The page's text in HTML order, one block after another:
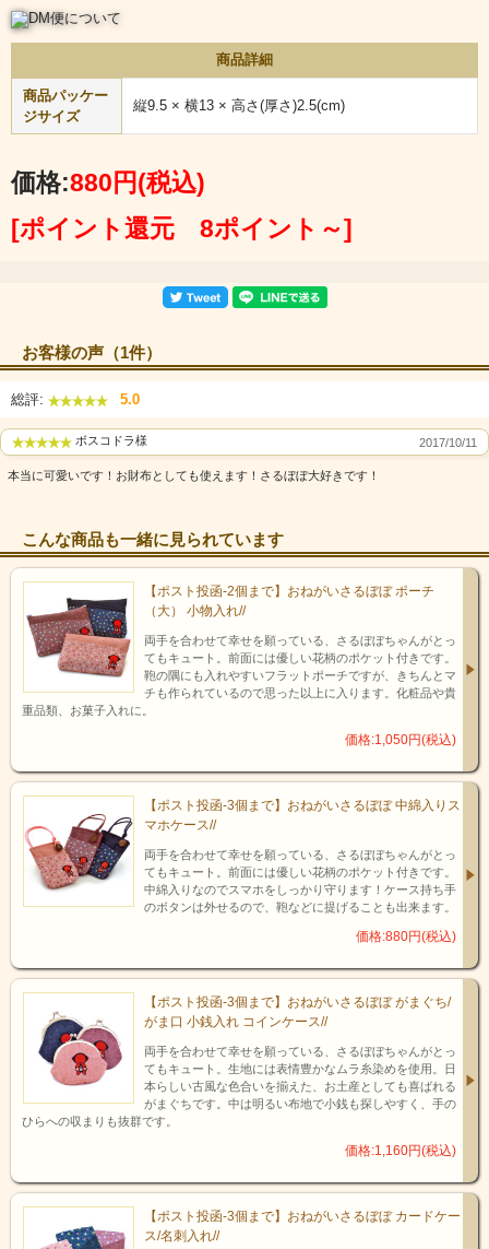
常備薬や鍵など、細かい物を入れるのにもちょうど良いサイズ感です。
岐阜県北部の飛騨地方で、おばあちゃんが子供たちのために作
さ」と合わせて【さるぼぼ】と呼ばれるようになりました。
み、を目当てに多くの観光客が訪れてます。
数あるお土産の中でも【さるぼぼ】は岐阜を代表する特産品と
猿に似ている事から猿(エン)=縁・円として、良縁・円満、さら
に魔除け・厄除け(厄がサル・病気がサル)のお守りとしても親
しまれています。
また、飛騨のおばあちゃん、お母さんが「自分の子供や孫たち
たさるぼぼは、子宝・安産のお守りとしても大切な役割を持っ
ているのです。
「さるぼぼ」は持っているその人の身代わりになって災難から
守ってくれると伝えられています。
その為、あえて固定される顔を入れていないのです。
また、顔が無いことで「嬉しいとき、悲しいときに、自分と同
が今幸せな生活を送っている証拠という事なんですね♪
そんなさるぼぼが「カワイイ」と愛着を感じられる方が多い様
です。
商品詳細
商品パッケー
ジサイズ
縦9.5 × 横13 × 高さ(厚さ)2.5(cm)
価格:880円(税込)
[ポイント還元 8ポイント～]
お客様の声（1件）
総評: 5.0
ボスコドラ様 2017/10/11
本当に可愛いです！お財布としても使えます！さるぼぼ大好きです！
こんな商品も一緒に見られています
【ポスト投函-2個まで】おねがいさるぼぼ ポーチ
（大） 小物入れ//
両手を合わせて幸せを願っている、さるぼぼちゃんがとっ
てもキュート。前面には優しい花柄のポケット付きです。
鞄の隅にも入れやすいフラットポーチですが、きちんとマ
チも作られているので思った以上に入ります。化粧品や貴
重品類、お菓子入れに。
価格:1,050円(税込)
【ポスト投函-3個まで】おねがいさるぼぼ 中綿入りス
マホケース//
両手を合わせて幸せを願っている、さるぼぼちゃんがとっ
てもキュート。前面には優しい花柄のポケット付きです。
中綿入りなのでスマホをしっかり守ります！ケース持ち手
のボタンは外せるので、鞄などに提げることも出来ます。
価格:880円(税込)
【ポスト投函-3個まで】おねがいさるぼぼ がまぐち/
がま口 小銭入れ コインケース//
両手を合わせて幸せを願っている、さるぼぼちゃんがとっ
てもキュート。生地には表情豊かなムラ糸染めを使用。日
本らしい古風な色合いを揃えた、お土産としても喜ばれる
がまぐちです。中は明るい布地で小銭も探しやすく、手の
ひらへの収まりも抜群です。
価格:1,160円(税込)
【ポスト投函-3個まで】おねがいさるぼぼ カードケー
ス/名刺入れ//